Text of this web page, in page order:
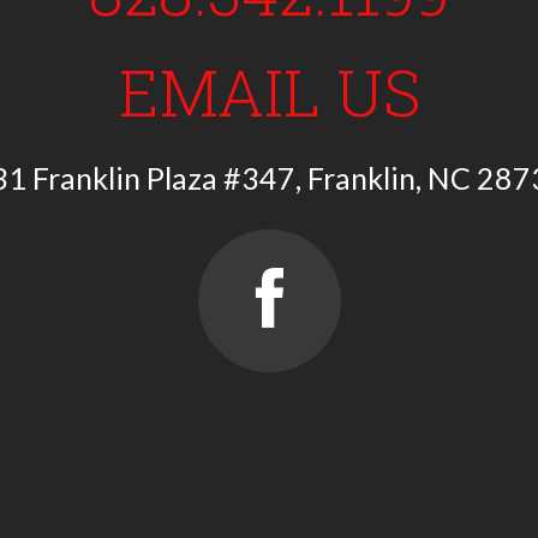
EMAIL US
Franklin Plaza #347, Franklin, NC